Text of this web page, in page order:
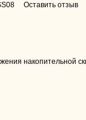
Оставить отзыв
накопительной